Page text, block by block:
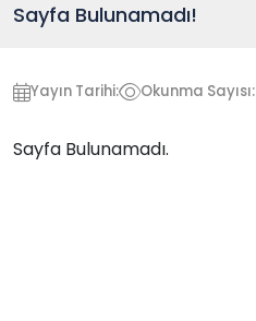
Sayfa Bulunamadı!
Yayın Tarihi: Okunma Sayısı:
Sayfa Bulunamadı.